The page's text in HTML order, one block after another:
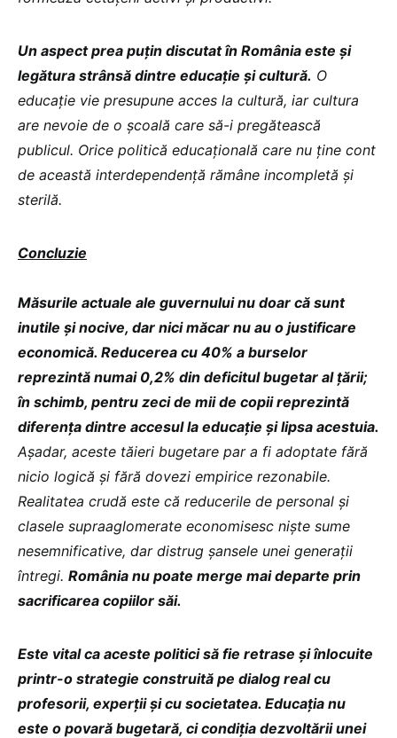
Un aspect prea puțin discutat în România este și
legătura strânsă dintre educație și cultură. O
educație vie presupune acces la cultură, iar cultura
are nevoie de o școală care să-i pregătească
publicul. Orice politică educațională care nu ține cont
de această interdependență rămâne incompletă și
sterilă.
Concluzie
Măsurile actuale ale guvernului nu doar că sunt
inutile și nocive, dar nici măcar nu au o justificare
economică. Reducerea cu 40% a burselor
reprezintă numai 0,2% din deficitul bugetar al țării;
în schimb, pentru zeci de mii de copii reprezintă
diferența dintre accesul la educație și lipsa acestuia.
Așadar, aceste tăieri bugetare par a fi adoptate fără
nicio logică și fără dovezi empirice rezonabile.
Realitatea crudă este că reducerile de personal și
clasele supraaglomerate economisesc niște sume
nesemnificative, dar distrug șansele unei generații
întregi. România nu poate merge mai departe prin
sacrificarea copiilor săi.
Este vital ca aceste politici să fie retrase și înlocuite
printr-o strategie construită pe dialog real cu
profesorii, experții și cu societatea. Educația nu
este o povară bugetară, ci condiția dezvoltării unei